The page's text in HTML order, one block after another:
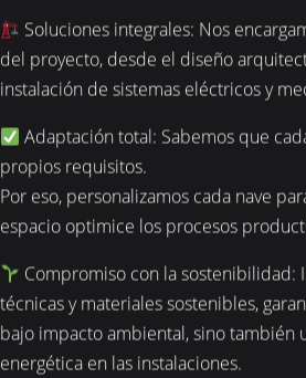
Soluciones integrales: Nos
del proyecto, desde el diseño
instalación de sistemas eléctricos y
Adaptación total: Sabemos que
propios requisitos.
Por eso, personalizamos cada nave
espacio optimice los procesos
Compromiso con la sostenibilidad:
técnicas y materiales sostenibles,
bajo impacto ambiental, sino también
energética en las instalaciones.